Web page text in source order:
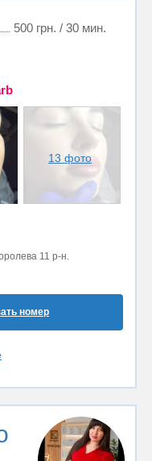
500 грн. / 30 мин.
13 фото
11 р-н.
номер